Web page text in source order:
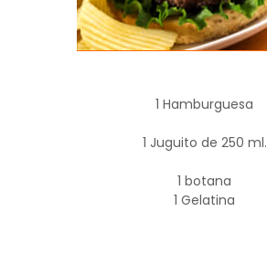
1 Hamburguesa
1 Juguito de 250 ml.
1 botana
1 Gelatina